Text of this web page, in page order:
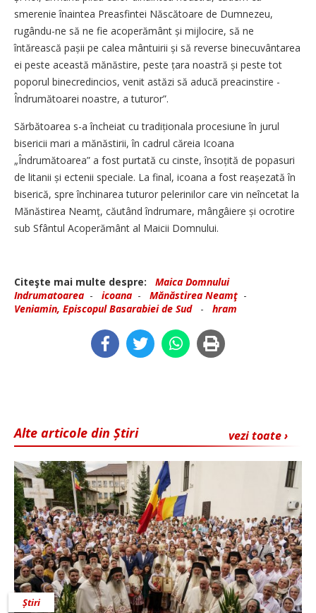
smerenie îna­intea Preasfintei Născătoare de Dumnezeu,
rugându-ne să ne fie acoperământ și mijlocire, să ne
întărească pașii pe calea mântuirii și să reverse binecuvântarea
ei peste această mănăstire, peste țara noastră și peste tot
poporul binecredincios, venit astăzi să aducă preacinstire ­
Îndrumătoarei noastre, a tuturor”.
Sărbătoarea s-a încheiat cu tradiționala procesiune în jurul
bisericii mari a mănăstirii, în cadrul căreia Icoana
„Îndrumătoarea” a fost purtată cu cinste, însoțită de popasuri
de litanii și ectenii speciale. La final, icoana a fost reașezată în
biserică, spre închinarea tuturor pelerinilor care vin neîncetat la
Mănăstirea Neamț, căutând îndrumare, mângâiere și ocrotire
sub Sfântul Acoperământ al Maicii Domnului.
Citeşte mai multe despre:
Maica Domnului
Indrumatoarea - icoana - Mănăstirea Neamţ -
Veniamin, Episcopul Basarabiei de Sud
- hram
vezi toate ›
Alte articole din Știri
Știri